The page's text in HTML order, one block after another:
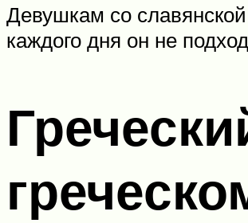
Девушкам со
каждого дня он не